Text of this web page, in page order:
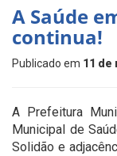
A Saúde
continua!
Publicado em 11 de
A Prefeitura
Municipal de
Solidão e